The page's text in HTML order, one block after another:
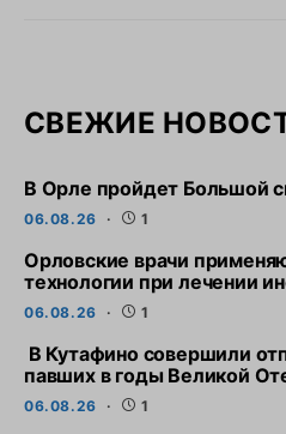
СВЕЖИЕ
В Орле пройдет Большой
06.08.26 1
Орловские врачи
технологии при лечении
06.08.26 1
В Кутафино совершили
павших в годы Великой
06.08.26 1